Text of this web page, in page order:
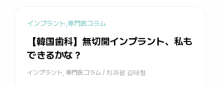
インプラント 専門医コラム
【韓国歯科】無切開インプラント、私も
できるかな？
インプラント 専門医コラム / 치과왕 김태형